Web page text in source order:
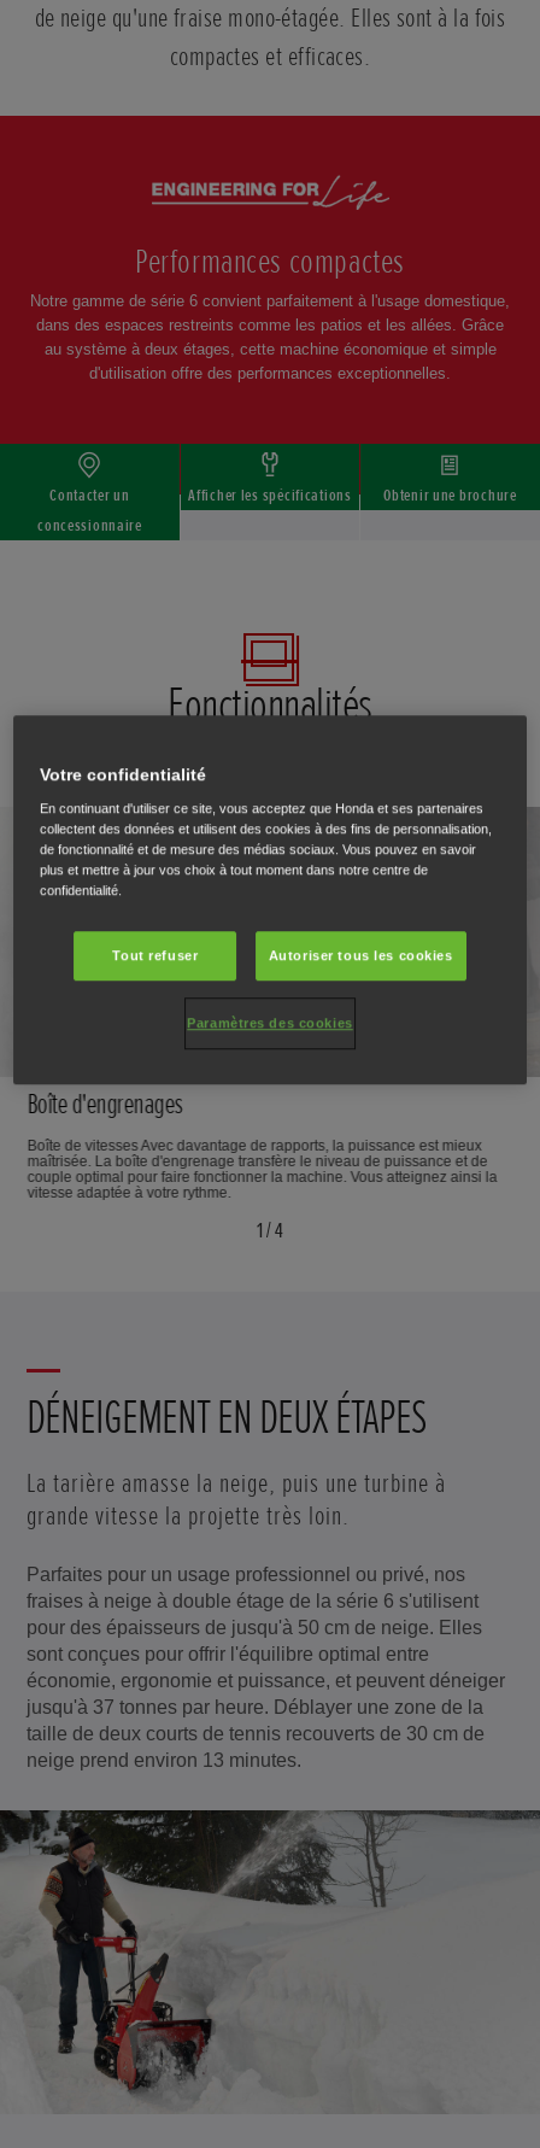
de neige qu'une fraise mono-étagée. Elles sont à la fois
compactes et efficaces.
Performances compactes
Notre gamme de série 6 convient parfaitement à l'usage domestique,
dans des espaces restreints comme les patios et les allées. Grâce
au système à deux étages, cette machine économique et simple
d'utilisation offre des performances exceptionnelles.
Contacter un
concessionnaire
Afficher les spécifications Obtenir une brochure
Fonctionnalités
Boîte d'engrenages
Boîte de vitesses Avec davantage de rapports, la puissance est mieux
maîtrisée. La boîte d'engrenage transfère le niveau de puissance et de
couple optimal pour faire fonctionner la machine. Vous atteignez ainsi la
vitesse adaptée à votre rythme.
1/4
DÉNEIGEMENT EN DEUX ÉTAPES
La tarière amasse la neige, puis une turbine à
grande vitesse la projette très loin.
Parfaites pour un usage professionnel ou privé, nos
fraises à neige à double étage de la série 6 s'utilisent
pour des épaisseurs de jusqu'à 50 cm de neige. Elles
sont conçues pour offrir l'équilibre optimal entre
économie, ergonomie et puissance, et peuvent déneiger
jusqu'à 37 tonnes par heure. Déblayer une zone de la
taille de deux courts de tennis recouverts de 30 cm de
neige prend environ 13 minutes.
Votre confidentialité
En continuant d'utiliser ce site, vous acceptez que Honda et ses partenaires
collectent des données et utilisent des cookies à des fins de personnalisation,
de fonctionnalité et de mesure des médias sociaux. Vous pouvez en savoir
plus et mettre à jour vos choix à tout moment dans notre centre de
confidentialité.
Tout refuser Autoriser tous les cookies
Paramètres des cookies